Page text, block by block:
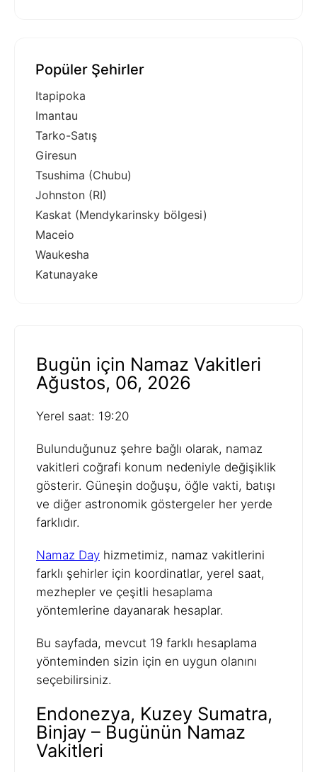
Popüler Şehirler
Itapipoka
Imantau
Tarko-Satış
Giresun
Tsushima (Chubu)
Johnston (RI)
Kaskat (Mendykarinsky bölgesi)
Maceio
Waukesha
Katunayake
Bugün için Namaz Vakitleri
Ağustos, 06, 2026
Yerel saat: 19:20
Bulunduğunuz şehre bağlı olarak, namaz
vakitleri coğrafi konum nedeniyle değişiklik
gösterir. Güneşin doğuşu, öğle vakti, batışı
ve diğer astronomik göstergeler her yerde
farklıdır.
Namaz Day hizmetimiz, namaz vakitlerini
farklı şehirler için koordinatlar, yerel saat,
mezhepler ve çeşitli hesaplama
yöntemlerine dayanarak hesaplar.
Bu sayfada, mevcut 19 farklı hesaplama
yönteminden sizin için en uygun olanını
seçebilirsiniz.
Endonezya, Kuzey Sumatra,
Binjay – Bugünün Namaz
Vakitleri